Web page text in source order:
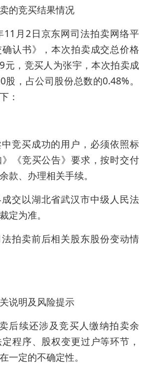
的竞买结果情况
11月2日京东网司法拍卖网络平
认书》，本次拍卖成交总价格
元，竞买人为张宇，本次拍卖成
，占公司股份总数的0.48%。
：
竞买成功的用户，必须依照标
《竞买公告》要求，按时交付
款、办理相关手续。
交以湖北省武汉市中级人民法
定为准。
拍卖前后相关股东股份变动情
说明及风险提示
后续还涉及竞买人缴纳拍卖余
程序、股权变更过户等环节，
一定的不确定性。